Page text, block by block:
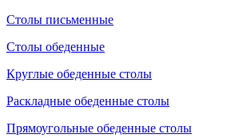
Столы письменные
Столы обеденные
Круглые обеденные столы
Раскладные обеденные столы
Прямоугольные обеденные столы